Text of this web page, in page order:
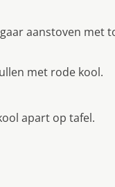
aanstoven met
met rode kool.
apart op tafel.